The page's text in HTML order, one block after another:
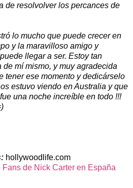
de resolvolver los percances de
lo mucho que puede crecer en
y la maravilloso amigo y
llegar a ser. Estoy tan
mí mismo, y muy agradecida
tener ese momento y dedicárselo
estuvo viendo en Australia y que
una noche increíble en todo !!!
hollywoodlife.com
Fans de Nick Carter en España